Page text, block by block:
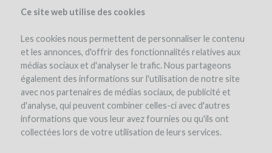
Ce site web utilise des cookies
Les cookies nous permettent de personnaliser le contenu
et les annonces, d'offrir des fonctionnalités relatives aux
médias sociaux et d'analyser le trafic. Nous partageons
également des informations sur l'utilisation de notre site
avec nos partenaires de médias sociaux, de publicité et
d'analyse, qui peuvent combiner celles-ci avec d'autres
informations que vous leur avez fournies ou qu'ils ont
collectées lors de votre utilisation de leurs services.